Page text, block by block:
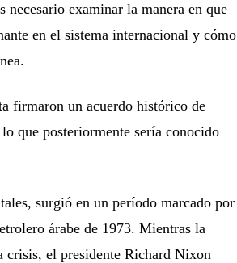
necesario examinar la manera en que
en el sistema internacional y cómo
firmaron un acuerdo histórico de
que posteriormente sería conocido
surgió en un período marcado por
árabe de 1973. Mientras la
crisis, el presidente Richard Nixon